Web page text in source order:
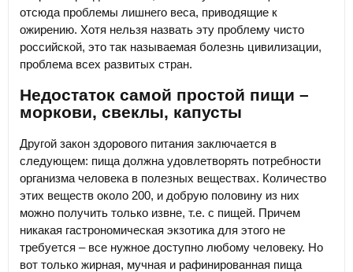
отсюда проблемы лишнего веса, приводящие к
ожирению. Хотя нельзя назвать эту проблему чисто
российской, это так называемая болезнь цивилизации,
проблема всех развитых стран.
Недостаток самой простой пищи –
моркови, свеклы, капусты
Другой закон здорового питания заключается в
следующем: пища должна удовлетворять потребности
организма человека в полезных веществах. Количество
этих веществ около 200, и добрую половину из них
можно получить только извне, т.е. с пищей. Причем
никакая гастрономическая экзотика для этого не
требуется – все нужное доступно любому человеку. Но
вот только жирная, мучная и рафинированная пища